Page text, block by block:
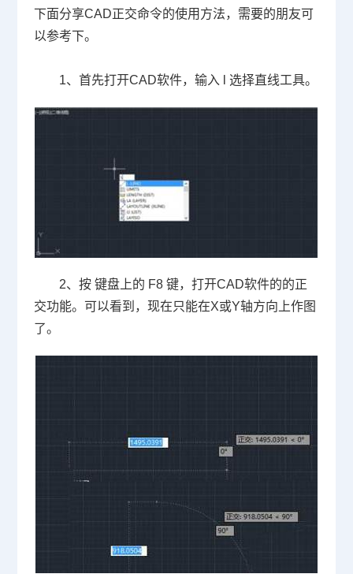
下面分享CAD正交命令的使用方法，需要的朋友可
以参考下。
1、首先打开CAD软件，输入l 选择直线工具。
2、按 键盘上的 F8 键，打开CAD软件的的正
交功能。可以看到，现在只能在X或Y轴方向上作图
了。